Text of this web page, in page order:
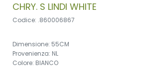
CHRY. S LINDI WHITE
Codice: .860006867
Dimensione: 55CM
Provenienza: NL
Colore: BIANCO